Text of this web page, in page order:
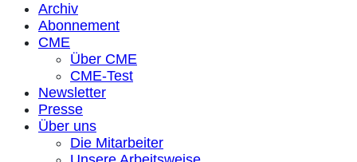
Archiv
Abonnement
CME
Über CME
CME-Test
Newsletter
Presse
Über uns
Die Mitarbeiter